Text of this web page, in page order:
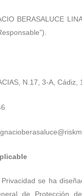
BERASALUCE
N.17, 3-A, Cádiz,
se ha
de Protección